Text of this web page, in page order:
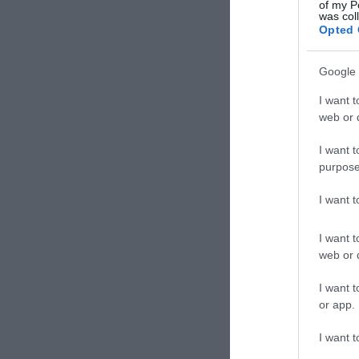
of my
was
Opted
Google
I want
web or
I want
I want
I want
web or
I want
or app.
I want
Ételeink a
ízvilágúak voltak,
meg fogjuk őrizni,
a kedves